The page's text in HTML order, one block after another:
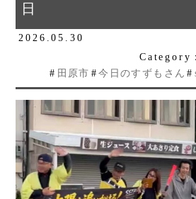
日
2026.05.30
Category
# 田原市 # 今日のすずもさん #